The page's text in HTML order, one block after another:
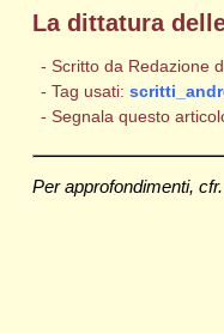
La dittatura
- Scritto da Redazione
- Tag usati:
- Segnala questo
Per approfondimenti,